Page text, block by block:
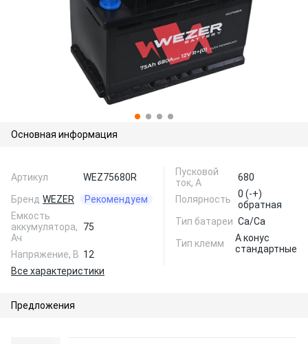
Основная информация
Артикул
WEZ75680R
Бренд WEZER
Рекомендуем
Емкость
аккумулятора,
Ач
75
Напряжение, В 12
Пусковой
ток, А
680
Полярность
0 (-+)
обратная
Тип батареи Ca/Ca
Тип клемм
A конус
стандартные
Все характеристики
Предложения